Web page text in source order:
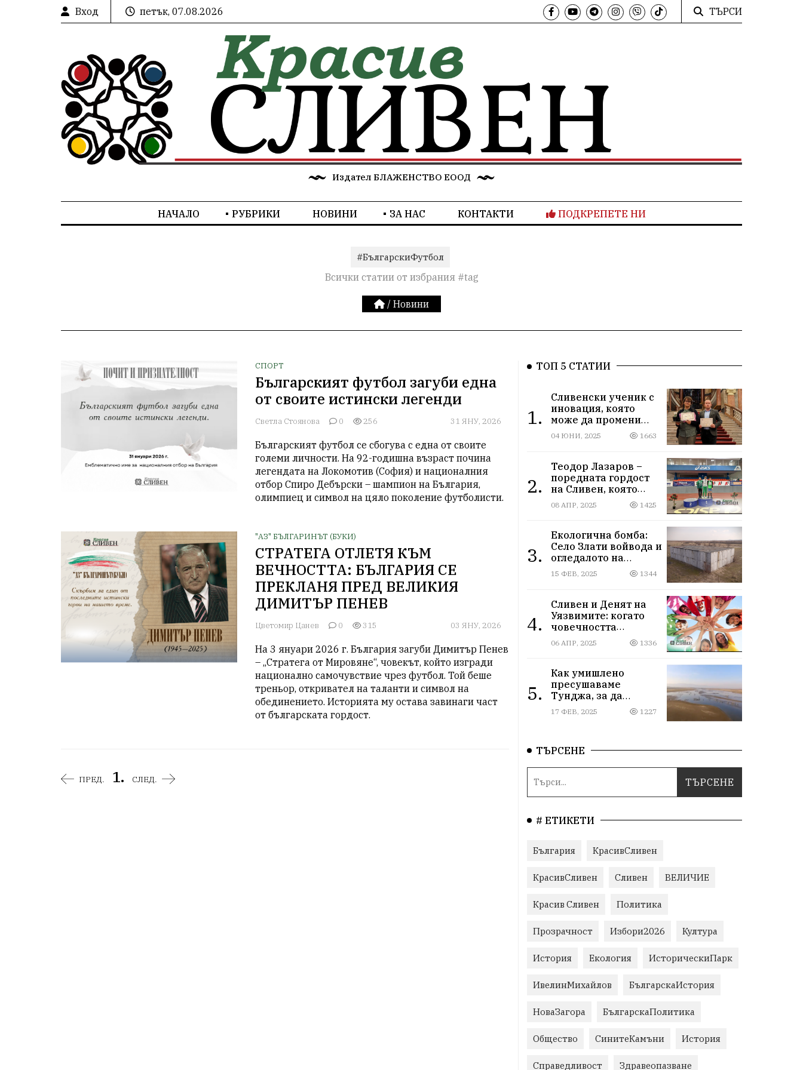
Вход петък, 07.08.2026 ТЪРСИ
Издател БЛАЖЕНСТВО ЕООД
НАЧАЛО РУБРИКИ НОВИНИ ЗА НАС КОНТАКТИ ПОДКРЕПЕТЕ НИ
#БългарскиФутбол
Всички статии от избрания #tag
/ Новини
СПОРТ
Българският футбол загуби една
от своите истински легенди
Светла Стоянова 0 256 31 ЯНУ, 2026
Българският футбол се сбогува с една от своите
големи личности. На 92-годишна възраст почина
легендата на Локомотив (София) и националния
отбор Спиро Дебърски – шампион на България,
олимпиец и символ на цяло поколение футболисти.
"АЗ" БЪЛГАРИНЪТ (БУКИ)
СТРАТЕГА ОТЛЕТЯ КЪМ
ВЕЧНОСТТА: БЪЛГАРИЯ СЕ
ПРЕКЛАНЯ ПРЕД ВЕЛИКИЯ
ДИМИТЪР ПЕНЕВ
Цветомир Цанев 0 315 03 ЯНУ, 2026
На 3 януари 2026 г. България загуби Димитър Пенев
– „Стратега от Мировяне“, човекът, който изгради
национално самочувствие чрез футбол. Той беше
треньор, откривател на таланти и символ на
обединението. Историята му остава завинаги част
от българската гордост.
ПРЕД. 1. СЛЕД.
ТОП 5 СТАТИИ
1.
Сливенски ученик с
иновация, която
може да промени
света!
04 ЮНИ, 2025 1663
2.
Теодор Лазаров –
поредната гордост
на Сливен, която
лети към бъдещето
08 АПР, 2025 1425
3.
Екологична бомба:
Село Злати войвода и
огледалото на
управлението
15 ФЕВ, 2025 1344
4.
Сливен и Денят на
Уязвимите: когато
човечността
надмогва
предразсъдъците
06 АПР, 2025 1336
5.
Как умишлено
пресушаваме
Тунджа, за да
пълним Марица и…
джобовете на частни
17 ФЕВ, 2025 1227
ТЪРСЕНЕ
# ЕТИКЕТИ
България КрасивСливен
КрасивСливен Сливен ВЕЛИЧИЕ
Красив Сливен Политика
Прозрачност Избори2026 Култура
История Екология ИсторическиПарк
ИвелинМихайлов БългарскаИстория
НоваЗагора БългарскаПолитика
Общество СинитеКамъни История
Справедливост Здравеопазване